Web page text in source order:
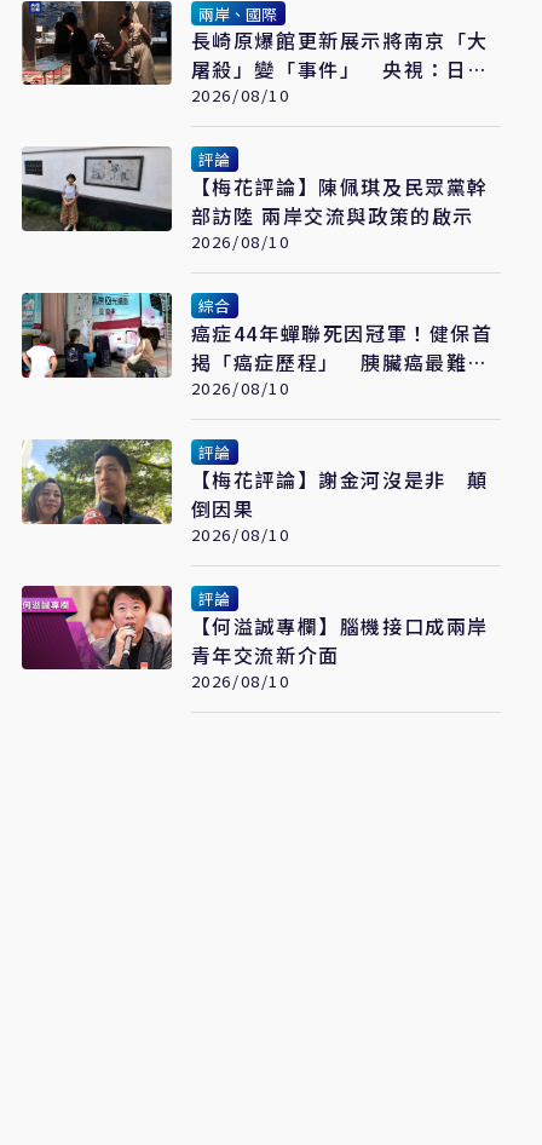
兩岸、國際
長崎原爆館更新展示將南京「大
屠殺」變「事件」 央視：日本
又在偷改歷史
2026/08/10
評論
【梅花評論】陳佩琪及民眾黨幹
部訪陸 兩岸交流與政策的啟示
2026/08/10
綜合
癌症44年蟬聯死因冠軍！健保首
揭「癌症歷程」 胰臟癌最難
治、肺癌驚見院際差41.8個百分
點
2026/08/10
評論
【梅花評論】謝金河沒是非 顛
倒因果
2026/08/10
評論
【何溢誠專欄】腦機接口成兩岸
青年交流新介面
2026/08/10